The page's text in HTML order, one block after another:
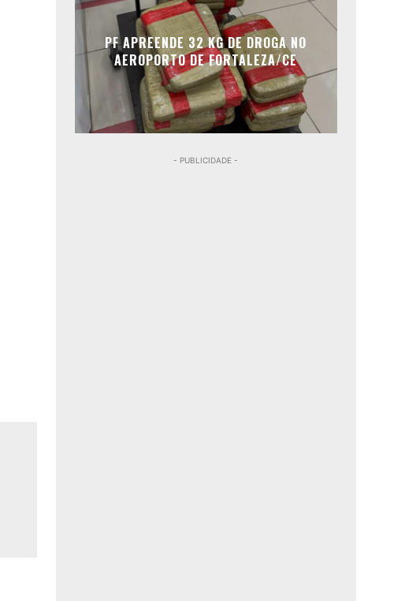
PF APREENDE 32 KG DE DROGA NO
AEROPORTO DE FORTALEZA/CE
- PUBLICIDADE -